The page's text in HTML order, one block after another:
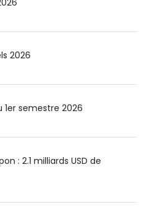
2026
semestre 2026
: 2.1 milliards USD de